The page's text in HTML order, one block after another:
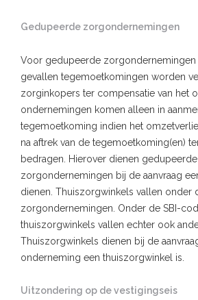
Gedupeerde zorgondernemingen
Voor gedupeerde zorgondernemingen
gevallen tegemoetkomingen worden
zorginkopers ter compensatie van het
ondernemingen komen alleen in
tegemoetkoming indien het
na aftrek van de tegemoetkoming(en)
bedragen. Hierover dienen gedupeerde
zorgondernemingen bij de aanvraag
dienen. Thuiszorgwinkels vallen onder
zorgondernemingen. Onder de SBI-
thuiszorgwinkels vallen echter ook
Thuiszorgwinkels dienen bij de
onderneming een thuiszorgwinkel is.
Uitzondering op de vestigingseis